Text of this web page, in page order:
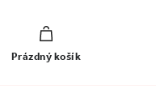
NÁKUPNÍ
KOŠÍK
Prázdný košík